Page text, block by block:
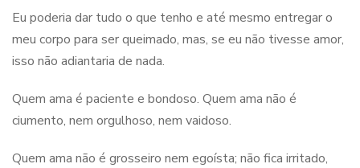
Eu poderia dar tudo o que tenho e até mesmo entregar o
meu corpo para ser queimado, mas, se eu não tivesse amor,
isso não adiantaria de nada.
Quem ama é paciente e bondoso. Quem ama não é
ciumento, nem orgulhoso, nem vaidoso.
Quem ama não é grosseiro nem egoísta; não fica irritado,